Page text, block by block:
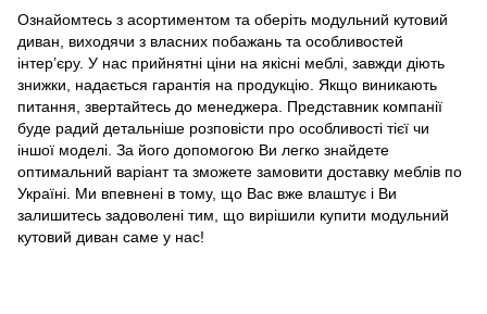
Ознайомтесь з асортиментом та оберіть модульний кутовий
диван, виходячи з власних побажань та особливостей
інтер’єру. У нас прийнятні ціни на якісні меблі, завжди діють
знижки, надається гарантія на продукцію. Якщо виникають
питання, звертайтесь до менеджера. Представник компанії
буде радий детальніше розповісти про особливості тієї чи
іншої моделі. За його допомогою Ви легко знайдете
оптимальний варіант та зможете замовити доставку меблів по
Україні. Ми впевнені в тому, що Вас вже влаштує і Ви
залишитесь задоволені тим, що вирішили купити модульний
кутовий диван саме у нас!